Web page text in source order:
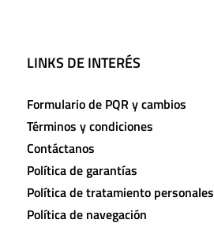
LINKS DE INTERÉS
Formulario de PQR y cambios
Términos y condiciones
Contáctanos
Política de garantías
Política de tratamiento personales
Política de navegación